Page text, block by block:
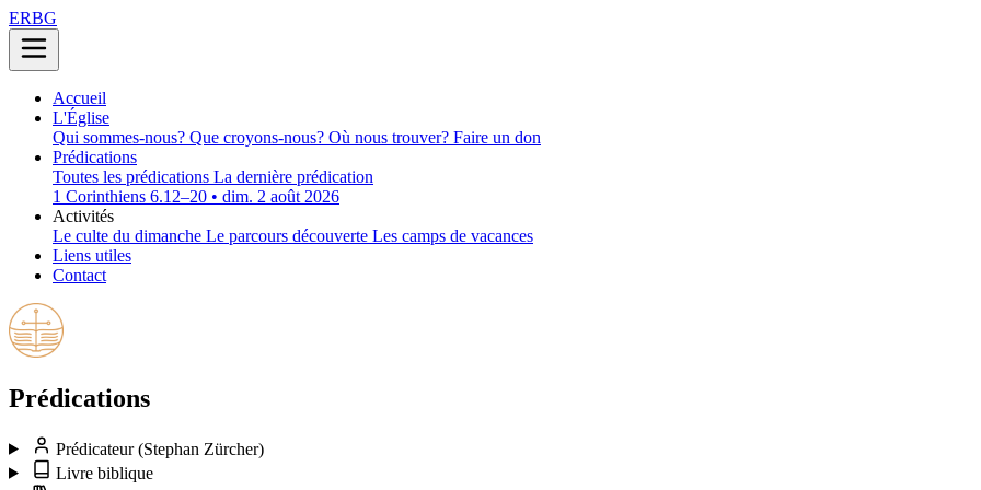
ERBG
Accueil
L'Église
Qui sommes-nous? Que croyons-nous? Où nous trouver? Faire un don
Prédications
Toutes les prédications La dernière prédication
1 Corinthiens 6.12–20 • dim. 2 août 2026
Activités
Le culte du dimanche Le parcours découverte Les camps de vacances
Liens utiles
Contact
Prédications
Prédicateur(Stephan Zürcher)
Livre biblique